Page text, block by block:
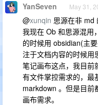
YanSeven May 31,
@xunqin 思源在非 md
我现在 Ob 和思源混用
的时候用 obsidian(主
注于文档内容的时候用
笔记画布这点，我目前
有文件掌控需求的，最
markdown 。但是目前
画布需求。